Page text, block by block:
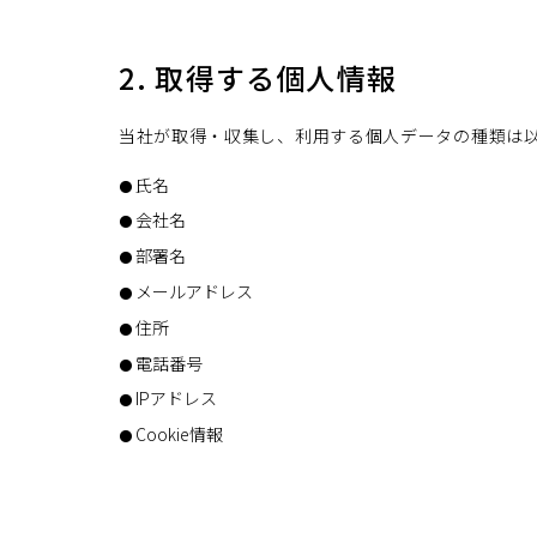
2. 取得する個人情報
当社が取得・収集し、利用する個人データの種類は
氏名
会社名
部署名
メールアドレス
住所
電話番号
IPアドレス
Cookie情報